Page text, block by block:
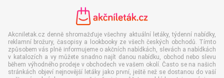
Akcniletak.cz denně shromažďuje všechny aktuální letáky, týdenní nabídky,
reklamní brožury, časopisy a lookbooky ze všech českých obchodů. Tímto
způsobem vás plně informujeme o akčních nabídkách, slevách a nabídkách
v katalozích a vy můžete snadno najít danou nabídku, obchod nebo slevu
během výhodného prodeje v obchodech ve vašem okolí. Často se na našich
stránkách objeví nejnovější letáky jako první, ještě než se dostanou do vaší